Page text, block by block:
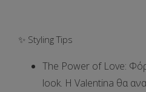
✨ Styling Tips
The Power of Love:
look. Η Valentina θα